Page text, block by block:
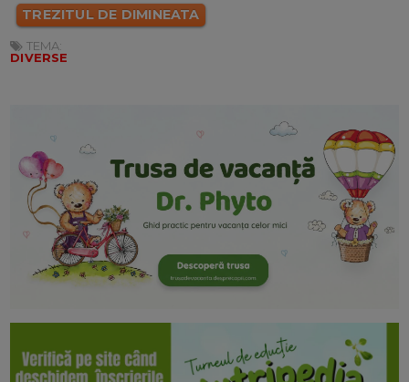
TREZITUL DE DIMINEATA
TEMA:
DIVERSE